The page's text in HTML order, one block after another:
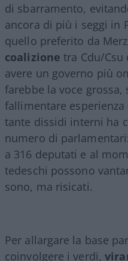
di sbarramento,
ancora di più i seggi in
quello preferito da
coalizione tra Cdu/Csu
avere un governo più
farebbe la voce grossa,
fallimentare
tante dissidi interni ha
numero di
a 316 deputati e al
tedeschi possono
sono, ma risicati.
Per allargare la base
coinvolgere i verdi,